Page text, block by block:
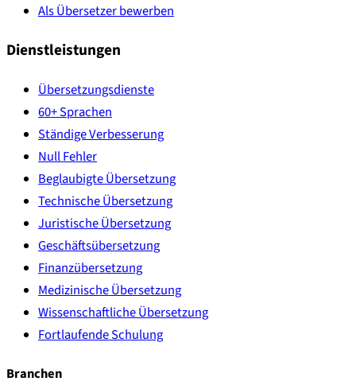
Als Übersetzer bewerben
Dienstleistungen
Übersetzungsdienste
60+ Sprachen
Ständige Verbesserung
Null Fehler
Beglaubigte Übersetzung
Technische Übersetzung
Juristische Übersetzung
Geschäftsübersetzung
Finanzübersetzung
Medizinische Übersetzung
Wissenschaftliche Übersetzung
Fortlaufende Schulung
Branchen